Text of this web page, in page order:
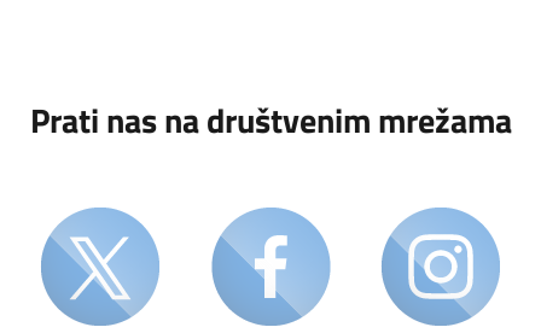
Prati nas na društvenim mrežama